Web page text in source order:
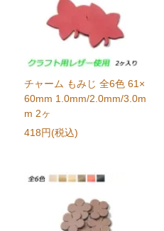
チャーム もみじ 全6色 61×
60mm 1.0mm/2.0mm/3.0m
m 2ヶ
418円(税込)